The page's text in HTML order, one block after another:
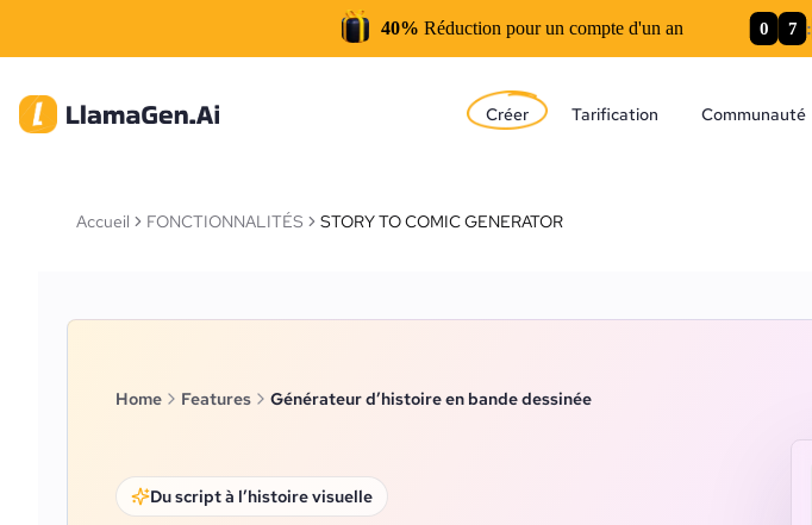
40% Réduction pour un compte d'un an 0 7 :
Créer Tarification Communauté
Accueil FONCTIONNALITÉS STORY TO COMIC GENERATOR
Home Features Générateur d’histoire en bande dessinée
Du script à l’histoire visuelle